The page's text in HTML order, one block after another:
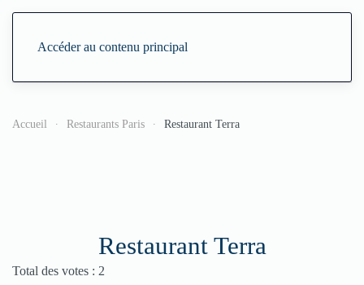
Accéder au contenu principal
Accueil Restaurants Paris Restaurant Terra
Restaurant Terra
Vote utilisateur: 5/
Total des votes : 2